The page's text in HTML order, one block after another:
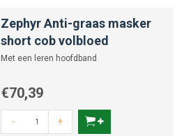
Zephyr Anti-graas masker
short cob volbloed
Met een leren hoofdband
€70,39
- +